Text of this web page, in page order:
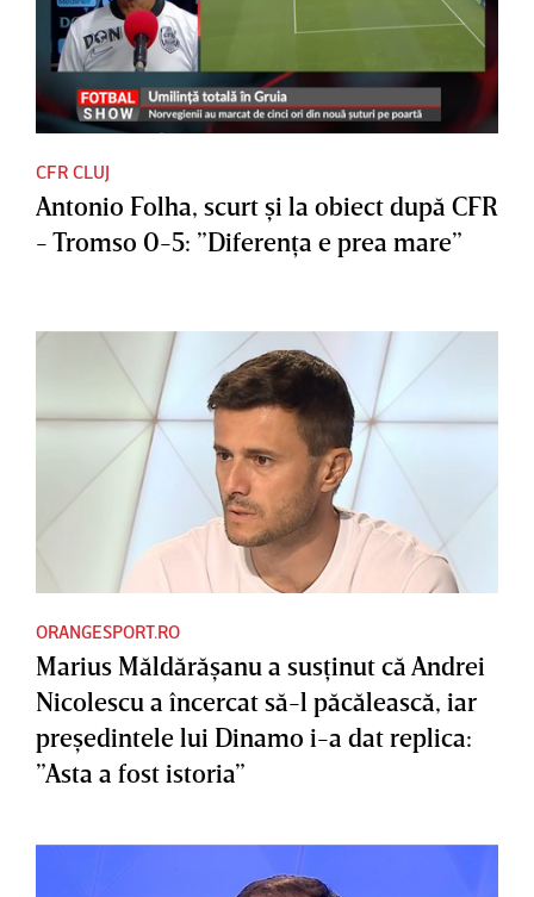
CFR CLUJ
Antonio Folha, scurt şi la obiect după CFR
- Tromso 0-5: ”Diferenţa e prea mare”
ORANGESPORT.RO
Marius Măldărăşanu a susţinut că Andrei
Nicolescu a încercat să-l păcălească, iar
preşedintele lui Dinamo i-a dat replica:
”Asta a fost istoria”